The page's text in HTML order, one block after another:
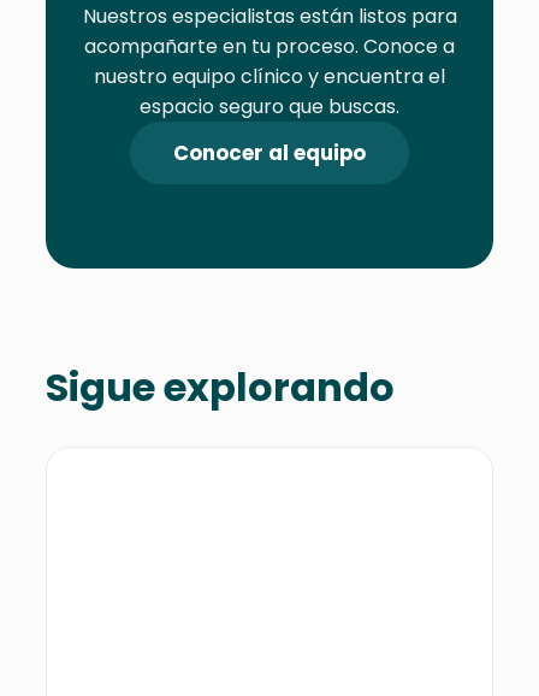
Nuestros especialistas están listos para
acompañarte en tu proceso. Conoce a
nuestro equipo clínico y encuentra el
espacio seguro que buscas.
Conocer al equipo
Sigue explorando